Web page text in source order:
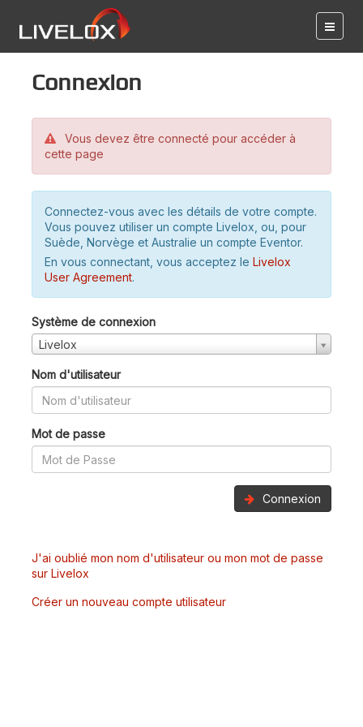
Connexion
Vous devez être connecté pour accéder à
cette page
Connectez-vous avec les détails de votre compte.
Vous pouvez utiliser un compte Livelox, ou, pour
Suède, Norvège et Australie un compte Eventor.
En vous connectant, vous acceptez le Livelox
User Agreement.
Système de connexion
Livelox
Nom d'utilisateur
Mot de passe
Connexion
J'ai oublié mon nom d'utilisateur ou mon mot de passe
sur Livelox
Créer un nouveau compte utilisateur